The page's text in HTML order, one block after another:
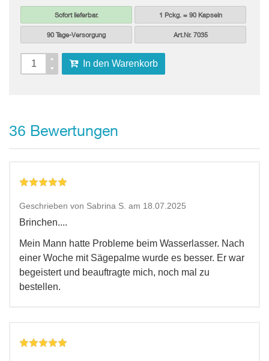
Sofort lieferbar. 1 Pckg. = 90 Kapseln
90 Tage-Versorgung Art.Nr. 7035
In den Warenkorb
36 Bewertungen
Geschrieben von Sabrina S. am 18.07.2025
Brinchen....
Mein Mann hatte Probleme beim Wasserlasser. Nach
einer Woche mit Sägepalme wurde es besser. Er war
begeistert und beauftragte mich, noch mal zu
bestellen.